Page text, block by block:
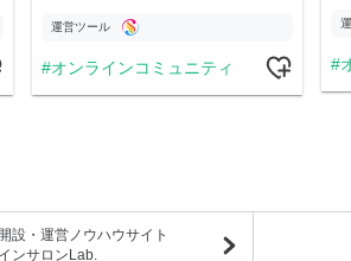
運営ツール
オンラインコミュニティ
設・運営ノウハウサイト
ンサロンLab.